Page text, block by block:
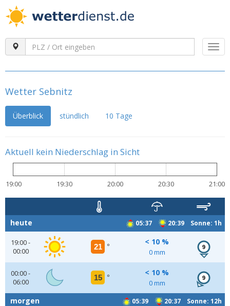
Wetter Sebnitz
Überblick stündlich 10 Tage
Aktuell kein Niederschlag in Sicht
19:00 19:30 20:00 20:30 21:00
05:37 20:39 Sonne: 1h
heute
19:00 -
00:00
21 °
< 10 %
0 mm
9
00:00 -
06:00
15 °
< 10 %
0 mm
9
05:39 20:37 Sonne: 12h
morgen